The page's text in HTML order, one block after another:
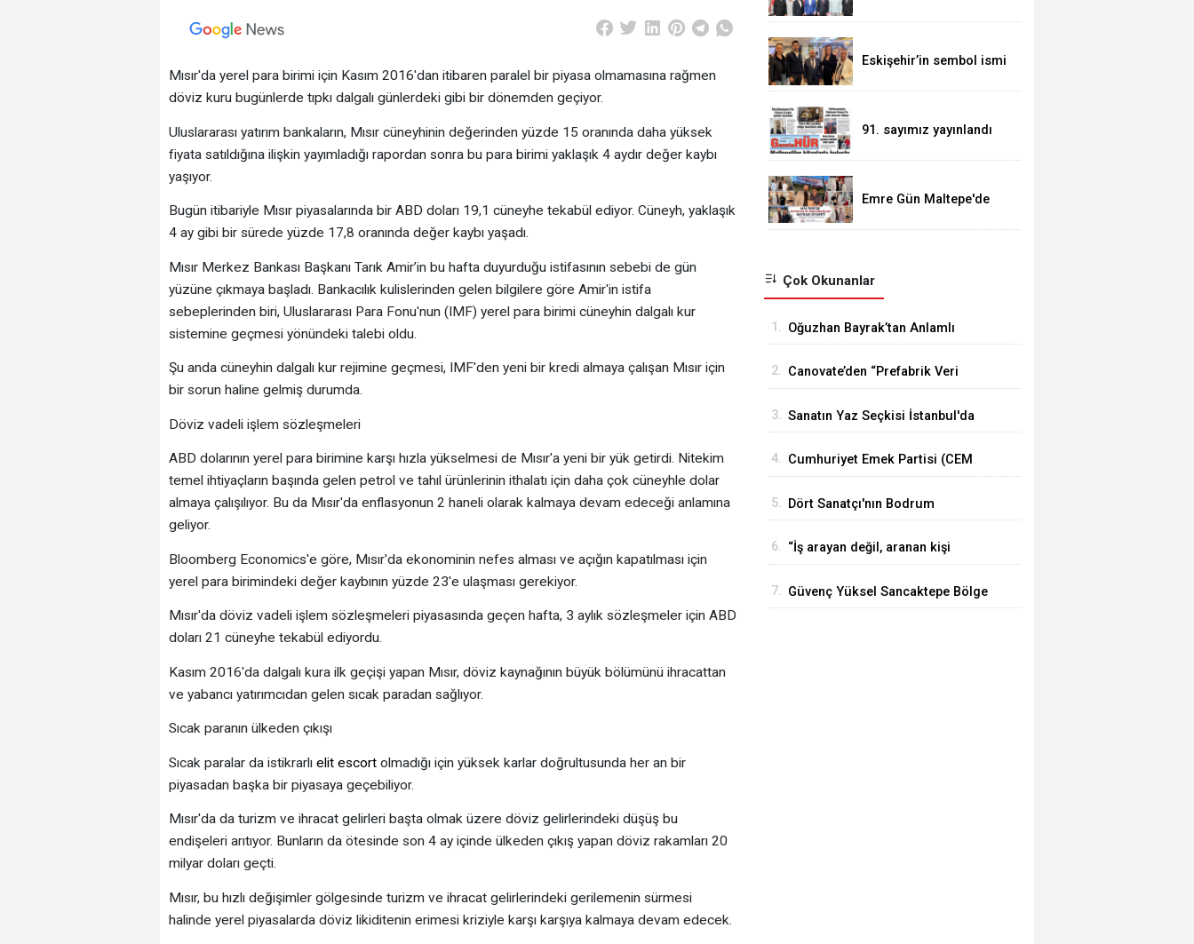
Mısır'da yerel para birimi için Kasım 2016'dan itibaren paralel bir piyasa olmamasına rağmen
döviz kuru bugünlerde tıpkı dalgalı günlerdeki gibi bir dönemden geçiyor.
Uluslararası yatırım bankaların, Mısır cüneyhinin değerinden yüzde 15 oranında daha yüksek
fiyata satıldığına ilişkin yayımladığı rapordan sonra bu para birimi yaklaşık 4 aydır değer kaybı
yaşıyor.
Bugün itibariyle Mısır piyasalarında bir ABD doları 19,1 cüneyhe tekabül ediyor. Cüneyh, yaklaşık
4 ay gibi bir sürede yüzde 17,8 oranında değer kaybı yaşadı.
Mısır Merkez Bankası Başkanı Tarık Amir’in bu hafta duyurduğu istifasının sebebi de gün
yüzüne çıkmaya başladı. Bankacılık kulislerinden gelen bilgilere göre Amir'in istifa
sebeplerinden biri, Uluslararası Para Fonu'nun (IMF) yerel para birimi cüneyhin dalgalı kur
sistemine geçmesi yönündeki talebi oldu.
Şu anda cüneyhin dalgalı kur rejimine geçmesi, IMF'den yeni bir kredi almaya çalışan Mısır için
bir sorun haline gelmiş durumda.
Döviz vadeli işlem sözleşmeleri
ABD dolarının yerel para birimine karşı hızla yükselmesi de Mısır'a yeni bir yük getirdi. Nitekim
temel ihtiyaçların başında gelen petrol ve tahıl ürünlerinin ithalatı için daha çok cüneyhle dolar
almaya çalışılıyor. Bu da Mısır'da enflasyonun 2 haneli olarak kalmaya devam edeceği anlamına
geliyor.
Bloomberg Economics'e göre, Mısır'da ekonominin nefes alması ve açığın kapatılması için
yerel para birimindeki değer kaybının yüzde 23'e ulaşması gerekiyor.
Mısır'da döviz vadeli işlem sözleşmeleri piyasasında geçen hafta, 3 aylık sözleşmeler için ABD
doları 21 cüneyhe tekabül ediyordu.
Kasım 2016'da dalgalı kura ilk geçişi yapan Mısır, döviz kaynağının büyük bölümünü ihracattan
ve yabancı yatırımcıdan gelen sıcak paradan sağlıyor.
Sıcak paranın ülkeden çıkışı
Sıcak paralar da istikrarlı elit escortolmadığı için yüksek karlar doğrultusunda her an bir
piyasadan başka bir piyasaya geçebiliyor.
Mısır'da da turizm ve ihracat gelirleri başta olmak üzere döviz gelirlerindeki düşüş bu
endişeleri arıtıyor. Bunların da ötesinde son 4 ay içinde ülkeden çıkış yapan döviz rakamları 20
milyar doları geçti.
Mısır, bu hızlı değişimler gölgesinde turizm ve ihracat gelirlerindeki gerilemenin sürmesi
halinde yerel piyasalarda döviz likiditenin erimesi kriziyle karşı karşıya kalmaya devam edecek.
Eskişehir’in sembol ismi
91. sayımız yayınlandı
Emre Gün Maltepe'de
Çok Okunanlar
1. Oğuzhan Bayrak’tan Anlamlı
2. Canovate’den “Prefabrik Veri
3. Sanatın Yaz Seçkisi İstanbul'da
4. Cumhuriyet Emek Partisi (CEM
5. Dört Sanatçı'nın Bodrum
6. “İş arayan değil, aranan kişi
7. Güvenç Yüksel Sancaktepe Bölge